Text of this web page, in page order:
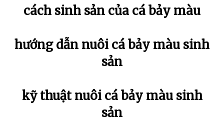
cách sinh sản của cá bảy màu
hướng dẫn nuôi cá bảy màu sinh
sản
kỹ thuật nuôi cá bảy màu sinh
sản